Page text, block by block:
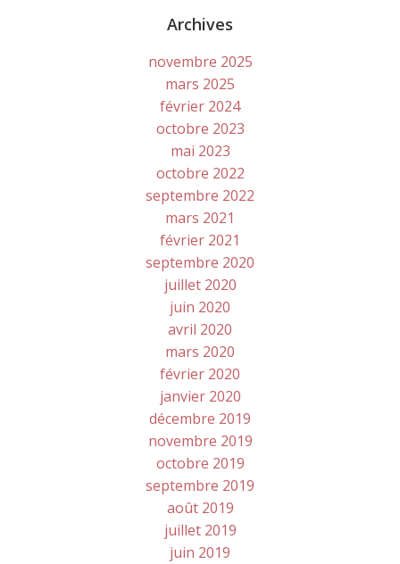
Archives
novembre 2025
mars 2025
février 2024
octobre 2023
mai 2023
octobre 2022
septembre 2022
mars 2021
février 2021
septembre 2020
juillet 2020
juin 2020
avril 2020
mars 2020
février 2020
janvier 2020
décembre 2019
novembre 2019
octobre 2019
septembre 2019
août 2019
juillet 2019
juin 2019